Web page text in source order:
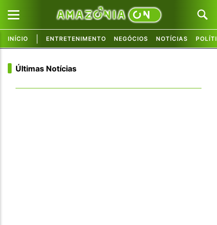
INÍCIO ENTRETENIMENTO NEGÓCIOS NOTÍCIAS
Últimas Notícias